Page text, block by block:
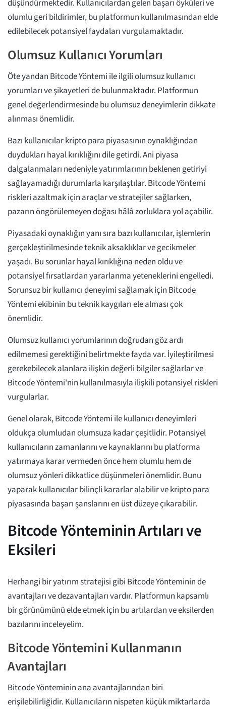
düşündürmektedir. Kullanıcılardan gelen başarı öyküleri ve
olumlu geri bildirimler, bu platformun kullanılmasından elde
edilebilecek potansiyel faydaları vurgulamaktadır.
Olumsuz Kullanıcı Yorumları
Öte yandan Bitcode Yöntemi ile ilgili olumsuz kullanıcı
yorumları ve şikayetleri de bulunmaktadır. Platformun
genel değerlendirmesinde bu olumsuz deneyimlerin dikkate
alınması önemlidir.
Bazı kullanıcılar kripto para piyasasının oynaklığından
duydukları hayal kırıklığını dile getirdi. Ani piyasa
dalgalanmaları nedeniyle yatırımlarının beklenen getiriyi
sağlayamadığı durumlarla karşılaştılar. Bitcode Yöntemi
riskleri azaltmak için araçlar ve stratejiler sağlarken,
pazarın öngörülemeyen doğası hâlâ zorluklara yol açabilir.
Piyasadaki oynaklığın yanı sıra bazı kullanıcılar, işlemlerin
gerçekleştirilmesinde teknik aksaklıklar ve gecikmeler
yaşadı. Bu sorunlar hayal kırıklığına neden oldu ve
potansiyel fırsatlardan yararlanma yeteneklerini engelledi.
Sorunsuz bir kullanıcı deneyimi sağlamak için Bitcode
Yöntemi ekibinin bu teknik kaygıları ele alması çok
önemlidir.
Olumsuz kullanıcı yorumlarının doğrudan göz ardı
edilmemesi gerektiğini belirtmekte fayda var. İyileştirilmesi
gerekebilecek alanlara ilişkin değerli bilgiler sağlarlar ve
Bitcode Yöntemi'nin kullanılmasıyla ilişkili potansiyel riskleri
vurgularlar.
Genel olarak, Bitcode Yöntemi ile kullanıcı deneyimleri
oldukça olumludan olumsuza kadar çeşitlidir. Potansiyel
kullanıcıların zamanlarını ve kaynaklarını bu platforma
yatırmaya karar vermeden önce hem olumlu hem de
olumsuz yönleri dikkatlice düşünmeleri önemlidir. Bunu
yaparak kullanıcılar bilinçli kararlar alabilir ve kripto para
piyasasında başarı şanslarını en üst düzeye çıkarabilir.
Bitcode Yönteminin Artıları ve
Eksileri
Herhangi bir yatırım stratejisi gibi Bitcode Yönteminin de
avantajları ve dezavantajları vardır. Platformun kapsamlı
bir görünümünü elde etmek için bu artılardan ve eksilerden
bazılarını inceleyelim.
Bitcode Yöntemini Kullanmanın
Avantajları
Bitcode Yönteminin ana avantajlarından biri
erişilebilirliğidir. Kullanıcıların nispeten küçük miktarlarda